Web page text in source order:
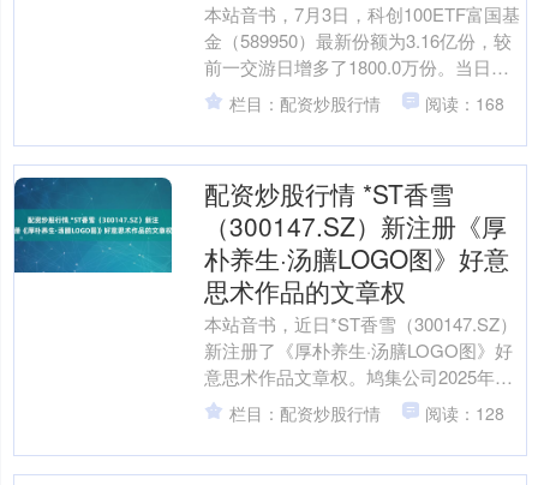
本站音书，7月3日，科创100ETF富国基
金（589950）最新份额为3.16亿份，较
前一交游日增多了1800.0万份。当日资
金净流入3292.61万元（资金流....
栏目：配资炒股行情 阅读：168
配资炒股行情 *ST香雪
（300147.SZ）新注册《厚
朴养生·汤膳LOGO图》好意
思术作品的文章权
本站音书，近日*ST香雪（300147.SZ）
新注册了《厚朴养生·汤膳LOGO图》好
意思术作品文章权。鸠集公司2025年年
报财务数据配资炒股行情，2025年公
司....
栏目：配资炒股行情 阅读：128